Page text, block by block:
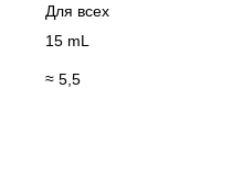
Для всех
15 mL
≈ 5,5